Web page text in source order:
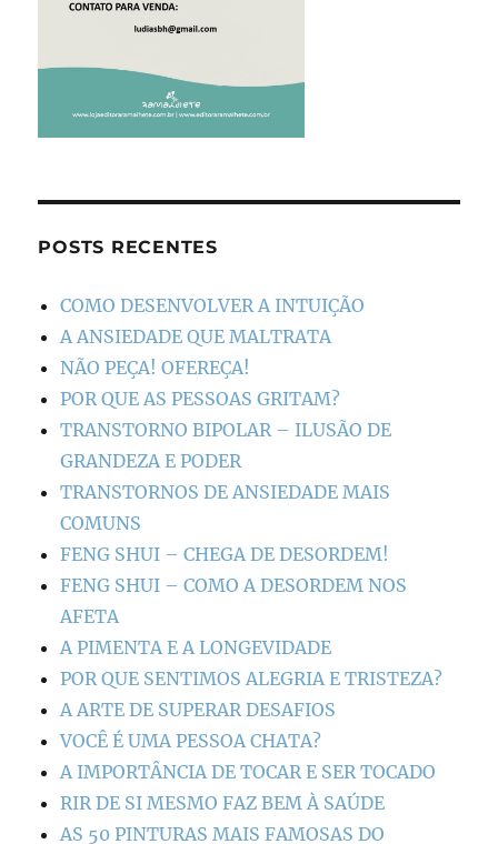
POSTS RECENTES
COMO DESENVOLVER A INTUIÇÃO
A ANSIEDADE QUE MALTRATA
NÃO PEÇA! OFEREÇA!
POR QUE AS PESSOAS GRITAM?
TRANSTORNO BIPOLAR – ILUSÃO DE
GRANDEZA E PODER
TRANSTORNOS DE ANSIEDADE MAIS
COMUNS
FENG SHUI – CHEGA DE DESORDEM!
FENG SHUI – COMO A DESORDEM NOS
AFETA
A PIMENTA E A LONGEVIDADE
POR QUE SENTIMOS ALEGRIA E TRISTEZA?
A ARTE DE SUPERAR DESAFIOS
VOCÊ É UMA PESSOA CHATA?
A IMPORTÂNCIA DE TOCAR E SER TOCADO
RIR DE SI MESMO FAZ BEM À SAÚDE
AS 50 PINTURAS MAIS FAMOSAS DO